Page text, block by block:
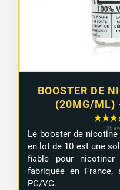
BOOSTER DE
(20MG/ML)
Le booster de
en lot de 10 est une
fiable pour nicotiner
fabriquée en
PG/VG.